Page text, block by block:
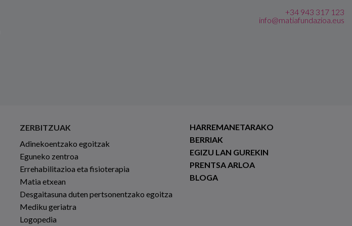
+34 943 317 123
info@matiafundazioa.eus
ZERBITZUAK
Adinekoentzako egoitzak
Eguneko zentroa
Errehabilitazioa eta fisioterapia
Matia etxean
Desgaitasuna duten pertsonentzako egoitza
Mediku geriatra
Logopedia
HARREMANETARAKO
BERRIAK
EGIZU LAN GUREKIN
PRENTSA ARLOA
BLOGA